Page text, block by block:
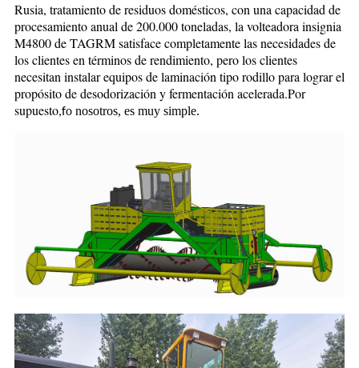
Rusia, tratamiento de residuos domésticos, con una capacidad de
procesamiento anual de 200.000 toneladas, la volteadora insignia
M4800 de TAGRM satisface completamente las necesidades de
los clientes en términos de rendimiento, pero los clientes
necesitan instalar equipos de laminación tipo rodillo para lograr el
propósito de desodorización y fermentación acelerada.Por
supuesto,fo nosotros, es muy simple.